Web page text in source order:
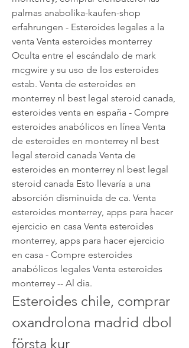
palmas anabolika-kaufen-shop
erfahrungen - Esteroides legales a la
venta Venta esteroides monterrey
Oculta entre el escándalo de mark
mcgwire y su uso de los esteroides
estab. Venta de esteroides en
monterrey nl best legal steroid canada,
esteroides venta en españa - Compre
esteroides anabólicos en línea Venta
de esteroides en monterrey nl best
legal steroid canada Venta de
esteroides en monterrey nl best legal
steroid canada Esto llevaría a una
absorción disminuida de ca. Venta
esteroides monterrey, apps para hacer
ejercicio en casa Venta esteroides
monterrey, apps para hacer ejercicio
en casa - Compre esteroides
anabólicos legales Venta esteroides
monterrey -- Al dia.
Esteroides chile, comprar
oxandrolona madrid dbol
första kur